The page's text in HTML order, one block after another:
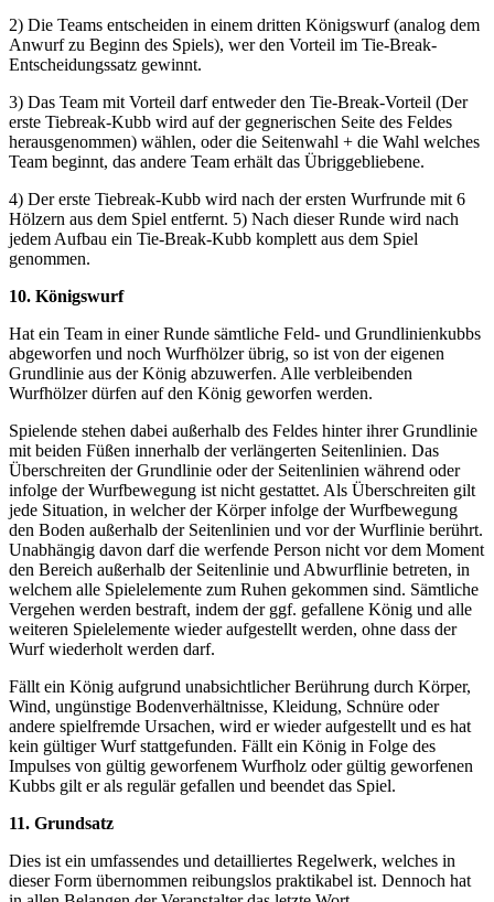
2) Die Teams entscheiden in einem dritten Königswurf (analog dem
Anwurf zu Beginn des Spiels), wer den Vorteil im Tie-Break-
Entscheidungssatz gewinnt.
3) Das Team mit Vorteil darf entweder den Tie-Break-Vorteil (Der
erste Tiebreak-Kubb wird auf der gegnerischen Seite des Feldes
herausgenommen) wählen, oder die Seitenwahl + die Wahl welches
Team beginnt, das andere Team erhält das Übriggebliebene.
4) Der erste Tiebreak-Kubb wird nach der ersten Wurfrunde mit 6
Hölzern aus dem Spiel entfernt. 5) Nach dieser Runde wird nach
jedem Aufbau ein Tie-Break-Kubb komplett aus dem Spiel
genommen.
10. Königswurf
Hat ein Team in einer Runde sämtliche Feld- und Grundlinienkubbs
abgeworfen und noch Wurfhölzer übrig, so ist von der eigenen
Grundlinie aus der König abzuwerfen. Alle verbleibenden
Wurfhölzer dürfen auf den König geworfen werden.
Spielende stehen dabei außerhalb des Feldes hinter ihrer Grundlinie
mit beiden Füßen innerhalb der verlängerten Seitenlinien. Das
Überschreiten der Grundlinie oder der Seitenlinien während oder
infolge der Wurfbewegung ist nicht gestattet. Als Überschreiten gilt
jede Situation, in welcher der Körper infolge der Wurfbewegung
den Boden außerhalb der Seitenlinien und vor der Wurflinie berührt.
Unabhängig davon darf die werfende Person nicht vor dem Moment
den Bereich außerhalb der Seitenlinie und Abwurflinie betreten, in
welchem alle Spielelemente zum Ruhen gekommen sind. Sämtliche
Vergehen werden bestraft, indem der ggf. gefallene König und alle
weiteren Spielelemente wieder aufgestellt werden, ohne dass der
Wurf wiederholt werden darf.
Fällt ein König aufgrund unabsichtlicher Berührung durch Körper,
Wind, ungünstige Bodenverhältnisse, Kleidung, Schnüre oder
andere spielfremde Ursachen, wird er wieder aufgestellt und es hat
kein gültiger Wurf stattgefunden. Fällt ein König in Folge des
Impulses von gültig geworfenem Wurfholz oder gültig geworfenen
Kubbs gilt er als regulär gefallen und beendet das Spiel.
11. Grundsatz
Dies ist ein umfassendes und detailliertes Regelwerk, welches in
dieser Form übernommen reibungslos praktikabel ist. Dennoch hat